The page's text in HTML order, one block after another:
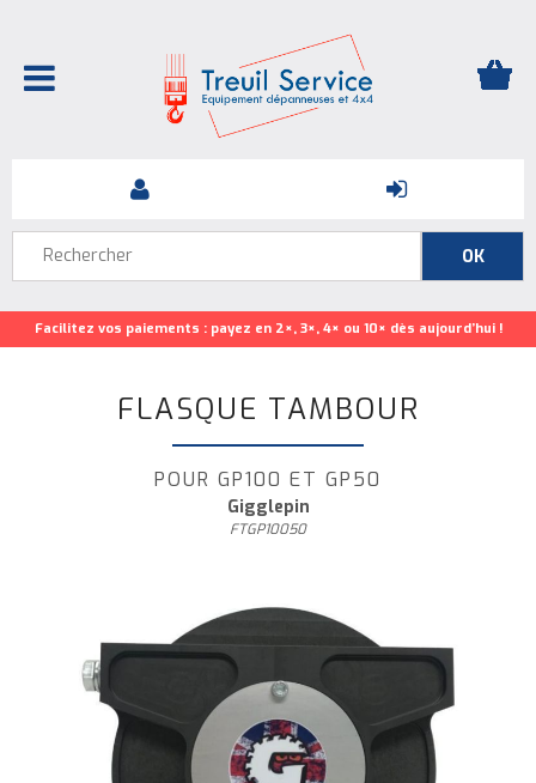
Facilitez vos paiements : payez en 2×, 3×, 4× ou 10× dès aujourd’hui !
FLASQUE TAMBOUR
POUR GP100 ET GP50
Gigglepin
FTGP10050